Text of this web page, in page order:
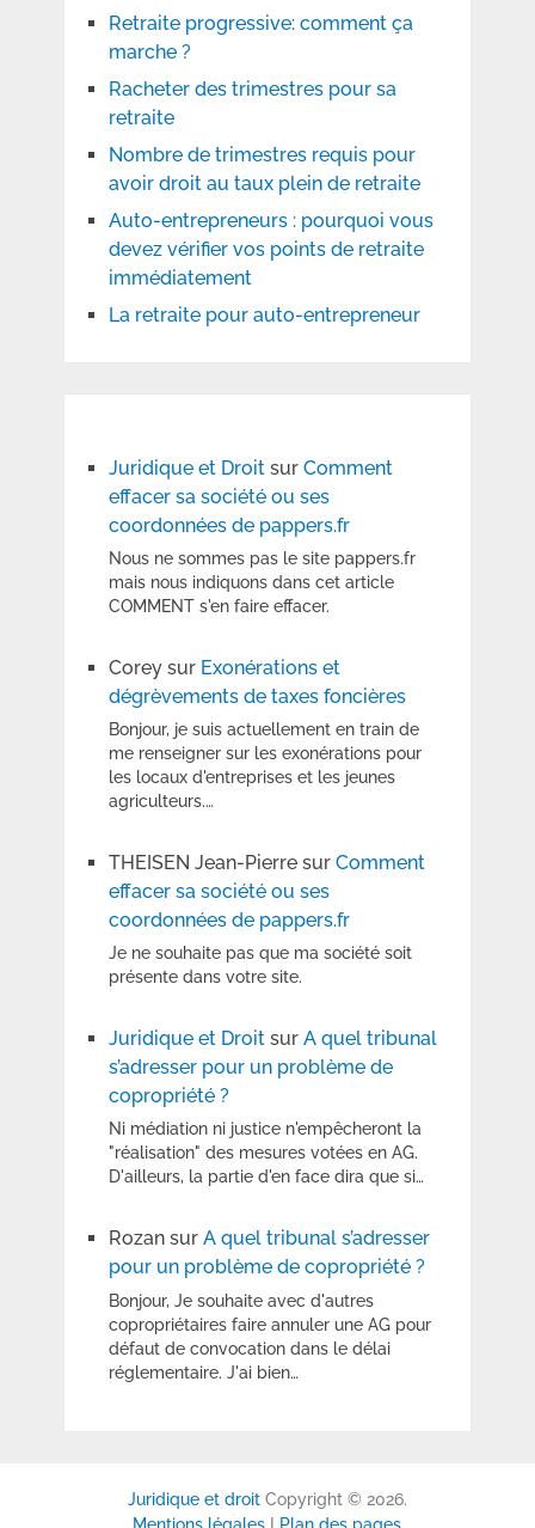
Retraite progressive: comment ça
marche ?
Racheter des trimestres pour sa
retraite
Nombre de trimestres requis pour
avoir droit au taux plein de retraite
Auto-entrepreneurs : pourquoi vous
devez vérifier vos points de retraite
immédiatement
La retraite pour auto-entrepreneur
Juridique et Droitsur Comment
effacer sa société ou ses
coordonnées de pappers.fr
Nous ne sommes pas le site pappers.fr
mais nous indiquons dans cet article
COMMENT s'en faire effacer.
Coreysur Exonérations et
dégrèvements de taxes foncières
Bonjour, je suis actuellement en train de
me renseigner sur les exonérations pour
les locaux d'entreprises et les jeunes
agriculteurs.…
THEISEN Jean-Pierresur Comment
effacer sa société ou ses
coordonnées de pappers.fr
Je ne souhaite pas que ma société soit
présente dans votre site.
Juridique et Droitsur A quel tribunal
s’adresser pour un problème de
copropriété ?
Ni médiation ni justice n'empêcheront la
"réalisation" des mesures votées en AG.
D'ailleurs, la partie d'en face dira que si…
Rozansur A quel tribunal s’adresser
pour un problème de copropriété ?
Bonjour, Je souhaite avec d'autres
copropriétaires faire annuler une AG pour
défaut de convocation dans le délai
réglementaire. J'ai bien…
Juridique et droitCopyright © 2026.